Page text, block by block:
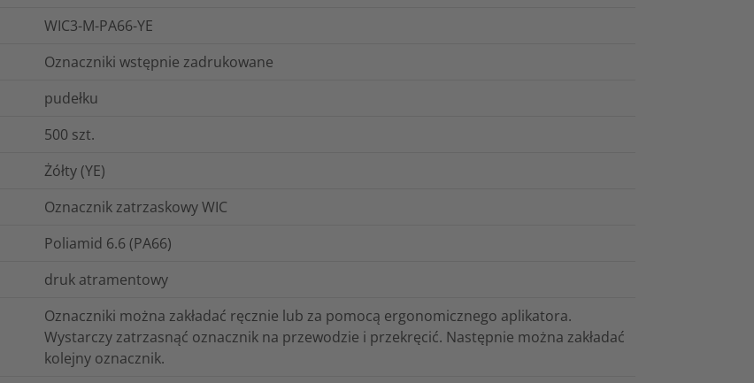
WIC3-M-PA66-YE
Oznaczniki wstępnie zadrukowane
pudełku
500 szt.
Żółty (YE)
Oznacznik zatrzaskowy WIC
Poliamid 6.6 (PA66)
druk atramentowy
Oznaczniki można zakładać ręcznie lub za pomocą ergonomicznego aplikatora.
Wystarczy zatrzasnąć oznacznik na przewodzie i przekręcić. Następnie można zakładać
kolejny oznacznik.